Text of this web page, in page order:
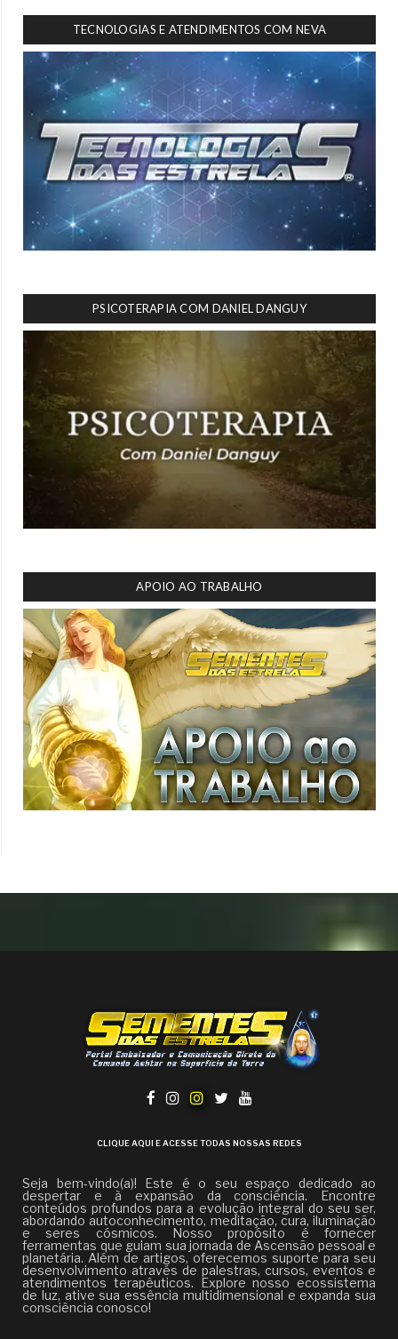
TECNOLOGIAS E ATENDIMENTOS COM NEVA
PSICOTERAPIA COM DANIEL DANGUY
APOIO AO TRABALHO
CLIQUE AQUI E ACESSE TODAS NOSSAS REDES
Seja bem-vindo(a)! Este é o seu espaço dedicado ao
despertar e à expansão da consciência. Encontre
conteúdos profundos para a evolução integral do seu ser,
abordando autoconhecimento, meditação, cura, iluminação
e seres cósmicos. Nosso propósito é fornecer
ferramentas que guiam sua jornada de Ascensão pessoal e
planetária. Além de artigos, oferecemos suporte para seu
desenvolvimento através de palestras, cursos, eventos e
atendimentos terapêuticos. Explore nosso ecossistema
de luz, ative sua essência multidimensional e expanda sua
consciência conosco!